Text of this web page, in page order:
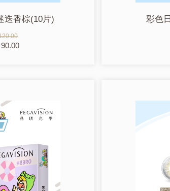
迭香棕(10片) 彩色